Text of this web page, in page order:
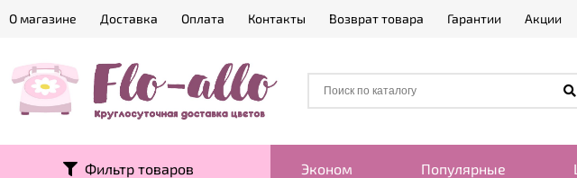
О магазине Доставка Оплата Контакты Возврат товара Гарантии Акции
Фильтр товаров Эконом Популярные